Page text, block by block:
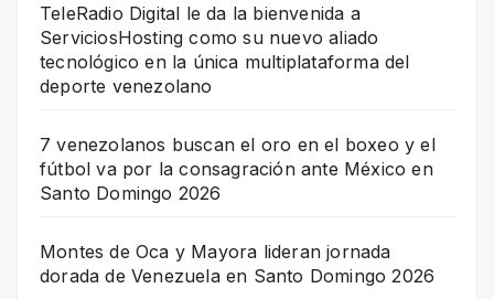
TeleRadio Digital le da la bienvenida a
ServiciosHosting como su nuevo aliado
tecnológico en la única multiplataforma del
deporte venezolano
7 venezolanos buscan el oro en el boxeo y el
fútbol va por la consagración ante México en
Santo Domingo 2026
Montes de Oca y Mayora lideran jornada
dorada de Venezuela en Santo Domingo 2026